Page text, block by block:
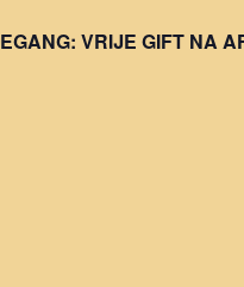
VRIJE GIFT NA